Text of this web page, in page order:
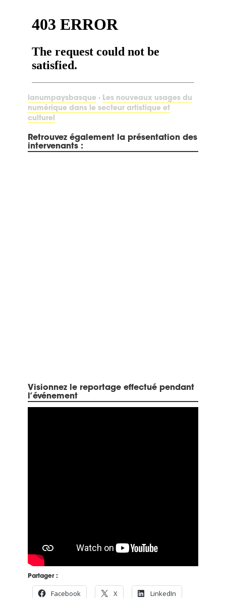
lanumpaysbasque · Les nouveaux usages du
numérique dans le secteur artistique et
culturel
Retrouvez également la présentation des
intervenants :
Visionnez le reportage effectué pendant
l’événement
Partager :
Facebook X LinkedIn